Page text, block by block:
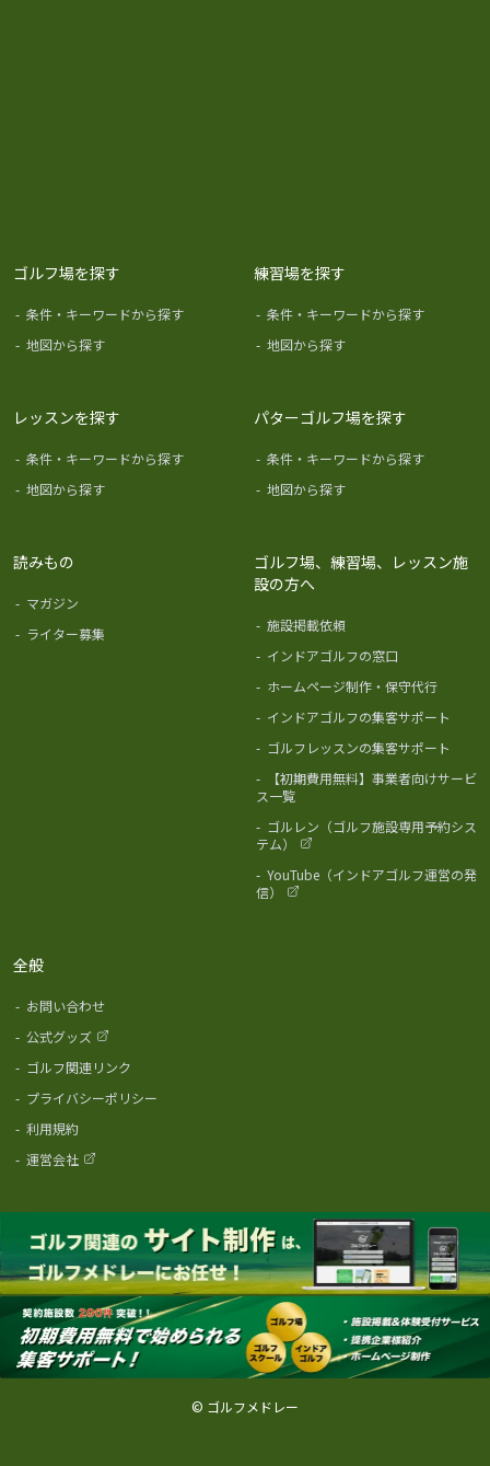
ゴルフ場を探す
- 条件・キーワードから探す
- 地図から探す
練習場を探す
- 条件・キーワードから探す
- 地図から探す
レッスンを探す
- 条件・キーワードから探す
- 地図から探す
パターゴルフ場を探す
- 条件・キーワードから探す
- 地図から探す
読みもの
- マガジン
- ライター募集
ゴルフ場、練習場、レッスン施
設の方へ
- 施設掲載依頼
- インドアゴルフの窓口
- ホームページ制作・保守代行
- インドアゴルフの集客サポート
- ゴルフレッスンの集客サポート
-
【初期費用無料】事業者向けサービ
ス一覧
- ゴルレン（ゴルフ施設専用予約シス
テム）
- YouTube（インドアゴルフ運営の発
信）
全般
- お問い合わせ
- 公式グッズ
- ゴルフ関連リンク
- プライバシーポリシー
- 利用規約
- 運営会社
© ゴルフメドレー